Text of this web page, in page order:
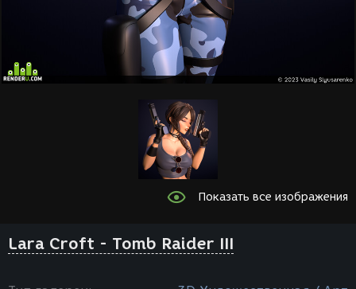
Показать все изображения
Lara Croft - Tomb Raider III